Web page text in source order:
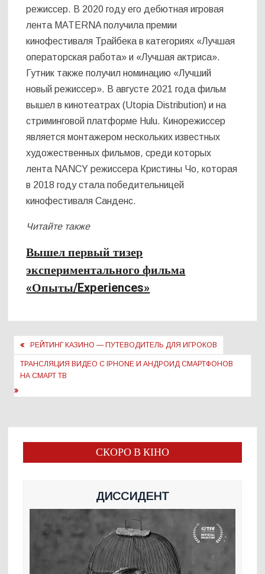
режиссер. В 2020 году его дебютная игровая
лента MATERNA получила премии
кинофестиваля Трайбека в категориях «Лучшая
операторская работа» и «Лучшая актриса».
Гутник также получил номинацию «Лучший
новый режиссер». В августе 2021 года фильм
вышел в кинотеатрах (Utopia Distribution) и на
стриминговой платформе Hulu. Кинорежиссер
является монтажером нескольких известных
художественных фильмов, среди которых
лента NANCY режиссера Кристины Чо, которая
в 2018 году стала победительницей
кинофестиваля Санденс.
Читайте также
Вышел первый тизер
экспериментального фильма
«Опыты/Experiences»
Навигация
по
записям
РЕЙТИНГ КАЗИНО — ПУТЕВОДИТЕЛЬ ДЛЯ ИГРОКОВ
ТРАНСЛЯЦИЯ ВИДЕО С IPHONE И АНДРОИД СМАРТФОНОВ
НА СМАРТ ТВ
СКОРО В КІНО
ДИССИДЕНТ